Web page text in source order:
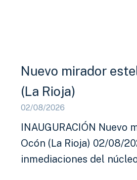
Nuevo mirador
(La Rioja)
02/08/2026
INAUGURACIÓN Nuevo
Ocón (La Rioja) 02/08/
inmediaciones del